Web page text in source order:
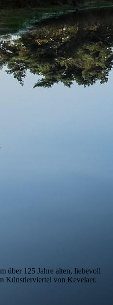
über 125 Jahre alten, liebevoll
Künstlerviertel von Kevelaer.